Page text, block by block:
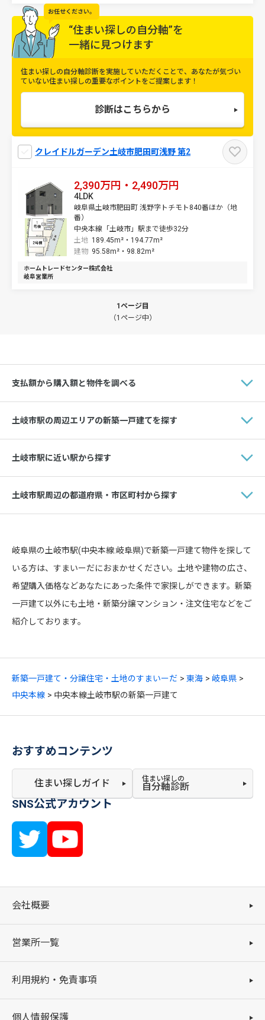
新築一戸建て・分譲住宅・土地のすまいーだ 東海
岐阜県
中央本線
中央本線土岐市駅の新築一戸建て
クレイドルガーデン土岐市肥田町浅野 第2
2,390万円・2,490万円
岐阜県土岐市肥田町 浅野字トチモト840番ほか（地
番）
中央本線「土岐市」駅まで徒歩32分
土地 189.45m²・ 194.77m²
4LDK
建物 95.58m²・ 98.82m²
ホームトレードセンター株式会社
岐阜営業所
お任せください。
“住まい探しの自分軸”を
一緒に見つけます
住まい探しの自分軸診断を実施していただくことで、 あなたが気づい
ていない住まい探しの重要なポイントをご提案します！
診断はこちらから
1ページ目
（1ページ中）
支払額から購入額と物件を調べる
土岐市駅の周辺エリアの新築一戸建てを探す
土岐市駅に近い駅から探す
土岐市駅周辺の都道府県・市区町村から探す
岐阜県の土岐市駅(中央本線:岐阜県)で新築一戸建て物件を探して
いる方は、すまいーだにおまかせください。土地や建物の広さ、
希望購入価格などあなたにあった条件で家探しができます。新築
一戸建て以外にも土地・新築分譲マンション・注文住宅などをご
紹介しております。
おすすめコンテンツ
住まい探しガイド 住まい探しの
自分軸診断
SNS公式アカウント
会社概要
営業所一覧
利用規約・免責事項
個人情報保護